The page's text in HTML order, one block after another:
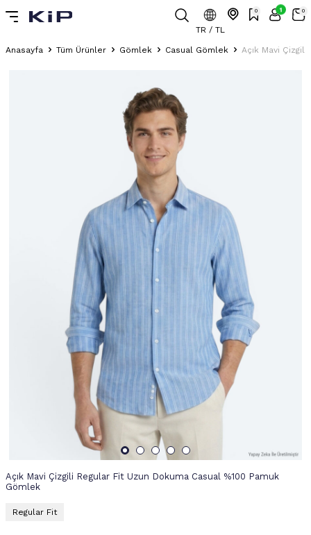
TR / TL
0 1 0
Anasayfa Tüm Ürünler Gömlek Casual Gömlek Açık Mavi
Açık Mavi Çizgili Regular Fit Uzun Dokuma Casual %100 Pamuk
Gömlek
Regular Fit